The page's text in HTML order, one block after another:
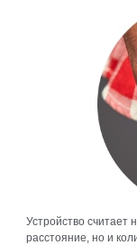
Устройство считает
расстояние, но и